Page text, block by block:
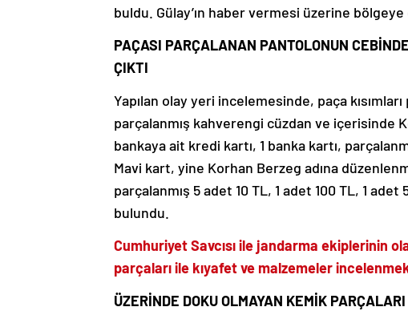
buldu. Gülay’ın haber vermesi üzerine
PAÇASI PARÇALANAN PANTOLONUN
ÇIKTI
Yapılan olay yeri incelemesinde, paça
parçalanmış kahverengi cüzdan ve içerisinde
bankaya ait kredi kartı, 1 banka kartı,
Mavi kart, yine Korhan Berzeg adına
parçalanmış 5 adet 10 TL, 1 adet 100 TL, 1
bulundu.
Cumhuriyet Savcısı ile jandarma ekiplerinin
parçaları ile kıyafet ve malzemeler incelenmek
ÜZERİNDE DOKU OLMAYAN KEMİK